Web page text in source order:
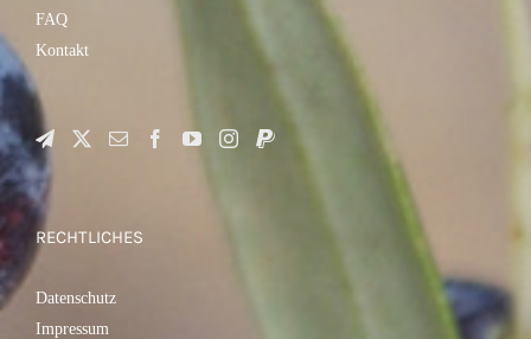
FAQ
Kontakt
RECHTLICHES
Datenschutz
Impressum